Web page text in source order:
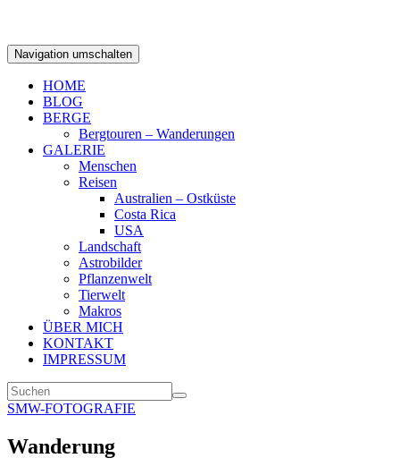
Navigation umschalten
HOME
BLOG
BERGE
Bergtouren – Wanderungen
GALERIE
Menschen
Reisen
Australien – Ostküste
Costa Rica
USA
Landschaft
Astrobilder
Pflanzenwelt
Tierwelt
Makros
ÜBER MICH
KONTAKT
IMPRESSUM
SMW-FOTOGRAFIE
Wanderung